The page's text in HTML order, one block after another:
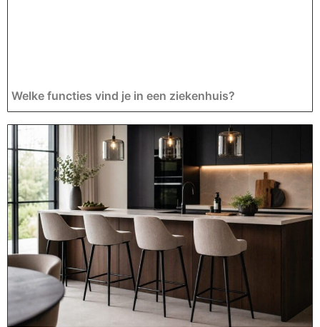
Welke functies vind je in een ziekenhuis?